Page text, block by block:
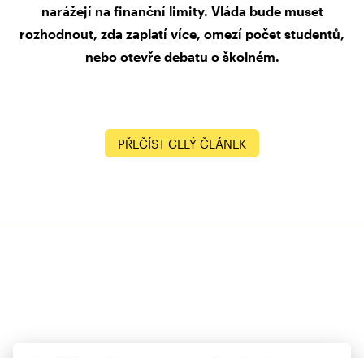
narážejí na finanční limity. Vláda bude muset
rozhodnout, zda zaplatí více, omezí počet studentů,
nebo otevře debatu o školném.
PŘEČÍST CELÝ ČLÁNEK